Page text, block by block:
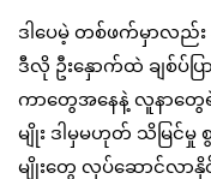
ဒါပေမဲ့ တစ်ဖက်မှာလည်
ဒီလို ဦးနှောက်ထဲ ချစ်ပ်
ကာတွေအနေနဲ့ လူနာတွ
မျိုး ဒါမှမဟုတ် သိမြင်
မျိုးတွေ လုပ်ဆောင်လာနို